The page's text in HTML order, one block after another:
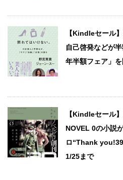
【Kindleセール
自己啓発などが
年半額フェア」
【Kindleセール
NOVEL 0の小説
ロ“Thank
1/25まで